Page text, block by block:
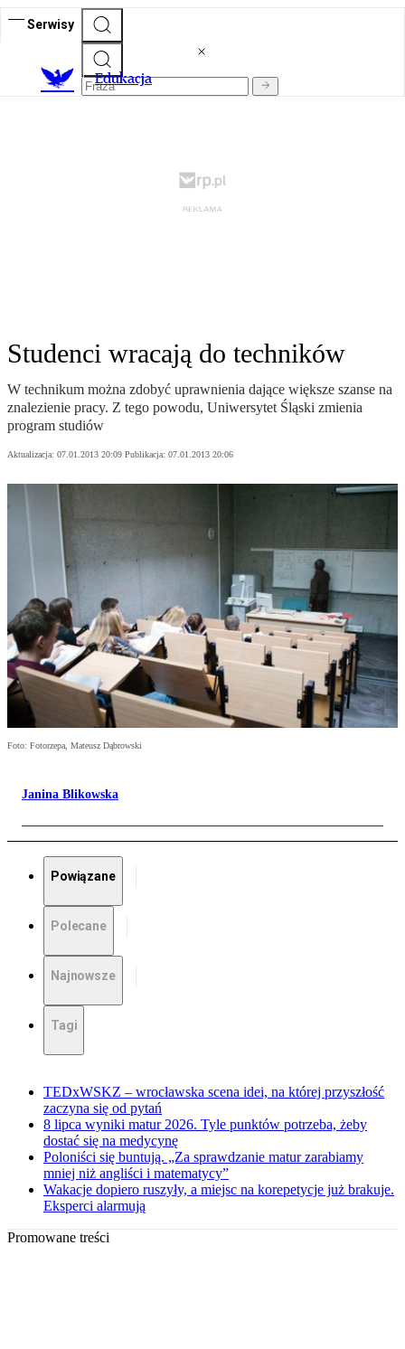
Serwisy
Edukacja
Studenci wracają do techników
W technikum można zdobyć uprawnienia dające większe szanse na
znalezienie pracy. Z tego powodu, Uniwersytet Śląski zmienia
program studiów
Aktualizacja: 07.01.2013 20:09 Publikacja: 07.01.2013 20:06
Foto: Fotorzepa, Mateusz Dąbrowski
Janina Blikowska
Powiązane
Polecane
Najnowsze
Tagi
TEDxWSKZ – wrocławska scena idei, na której przyszłość
zaczyna się od pytań
8 lipca wyniki matur 2026. Tyle punktów potrzeba, żeby
dostać się na medycynę
Poloniści się buntują. „Za sprawdzanie matur zarabiamy
mniej niż angliści i matematycy”
Wakacje dopiero ruszyły, a miejsc na korepetycje już brakuje.
Eksperci alarmują
Promowane treści